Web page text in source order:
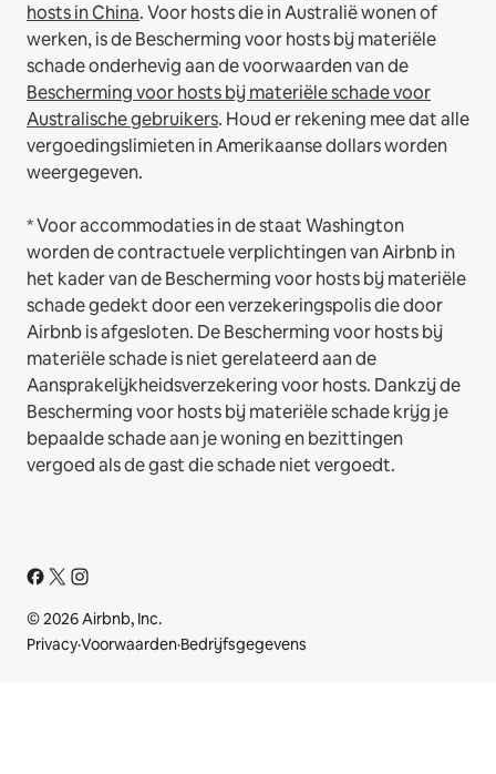
hosts in China.Voor hosts die in Australië wonen of
werken, is de Bescherming voor hosts bij materiële
schade onderhevig aan de voorwaarden van de
Bescherming voor hosts bij materiële schade voor
Australische gebruikers. Houd er rekening mee dat alle
vergoedingslimieten in Amerikaanse dollars worden
weergegeven.
* Voor accommodaties in de staat Washington
worden de contractuele verplichtingen van Airbnb in
het kader van de Bescherming voor hosts bij materiële
schade gedekt door een verzekeringspolis die door
Airbnb is afgesloten. De Bescherming voor hosts bij
materiële schade is niet gerelateerd aan de
Aansprakelijkheidsverzekering voor hosts. Dankzij de
Bescherming voor hosts bij materiële schade krijg je
bepaalde schade aan je woning en bezittingen
vergoed als de gast die schade niet vergoedt.
© 2026 Airbnb, Inc.
Privacy·Voorwaarden·Bedrijfsgegevens